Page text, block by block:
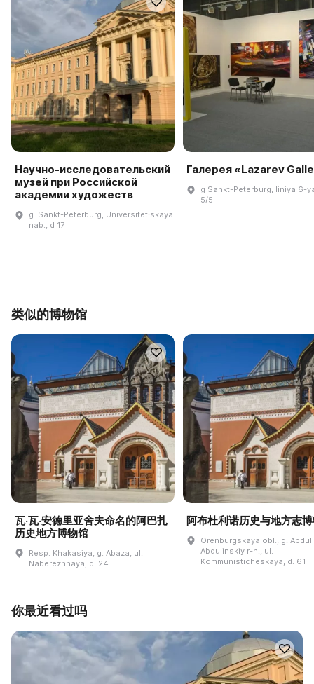
Научно-исследовательский
музей при Российской
академии художеств
g. Sankt-Peterburg, Universitet·skaya
nab., d 17
Галерея «Lazarev
g Sankt-Peterburg, liniya 6-
5/5
类似的博物馆
瓦·瓦·安德里亚舍夫命名的阿巴扎
历史地方博物馆
Resp. Khakasiya, g. Abaza, ul.
Naberezhnaya, d. 24
阿布杜利诺历史与地方志
Orenburgskaya obl., g.
Abdulinskiy r-n., ul.
Kommunisticheskaya, d. 61
你最近看过吗